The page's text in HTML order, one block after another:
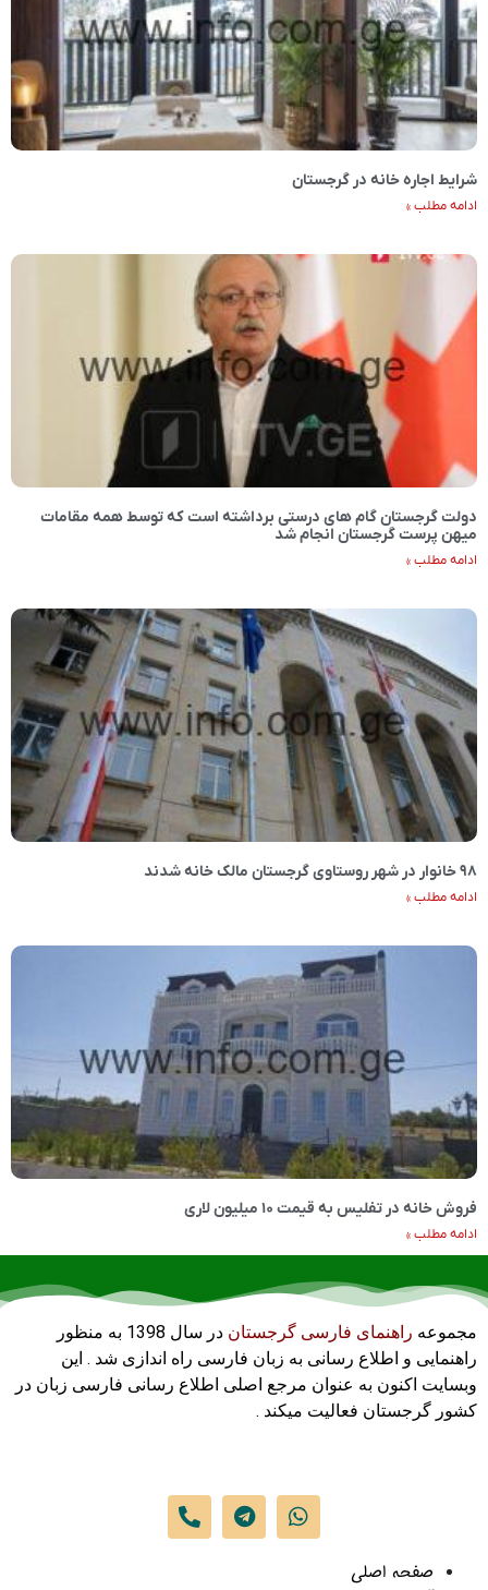
شرایط اجاره خانه در گرجستان
ادامه مطلب »
دولت گرجستان گام های درستی برداشته است که توسط همه مقامات
میهن پرست گرجستان انجام شد
ادامه مطلب »
۹۸ خانوار در شهر روستاوی گرجستان مالک خانه شدند
ادامه مطلب »
فروش خانه در تفلیس به قیمت ۱۰ میلیون لاری
ادامه مطلب »
مجموعه راهنمای فارسی گرجستان
در سال 1398 به منظور
راهنمایی و اطلاع رسانی به زبان فارسی راه اندازی شد . این
وبسایت اکنون به عنوان مرجع اصلی اطلاع رسانی فارسی زبان در
کشور گرجستان فعالیت میکند .
صفحه اصلی